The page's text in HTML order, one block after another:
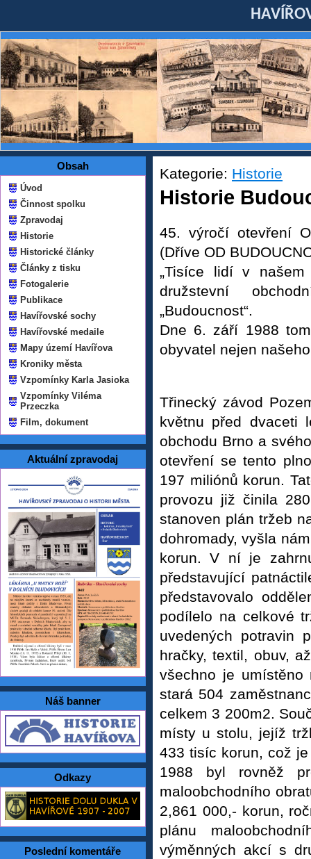
Obsah
Úvod
Činnost spolku
Zpravodaj
Historie
Historické články
Články z tisku
Fotogalerie
Publikace
Havířovské sochy
Havířovské medaile
Mapy území Havířova
Kroniky města
Vzpomínky Karla Jasioka
Vzpomínky Viléma
Przeczka
Film, dokument
Aktuální zpravodaj
Náš banner
Odkazy
Poslední komentáře
Kategorie: Historie
Historie
45. výročí otevření
(Dříve OD
„Tisíce lidí v
družstevní
„Budoucnost“.
Dne 6. září 1988
obyvatel nejen
Třinecký závod
květnu před dvaceti
obchodu Brno a
otevření se tento
197 miliónů korun.
provozu již činila
stanoven plán tržeb
dohromady, vyšla
korun. V ní je
představující
představovalo
podílelo na celkové
uvedených potravin
hračky, textil, obuv,
všechno je
stará 504
celkem 3 200m2.
místy u stolu, jejíž
433 tisíc korun, což
1988 byl rovněž
maloobchodního
2,861 000,- korun,
plánu
výměnných akcí s